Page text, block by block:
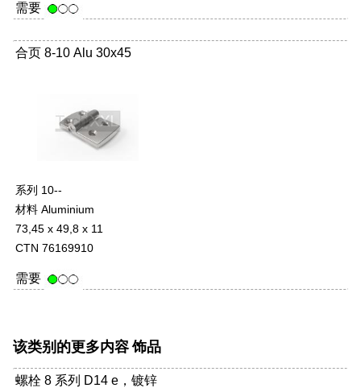
需要
合页 8-10 Alu 30x45
系列 10--
材料 Aluminium
73,45 x 49,8 x 11
CTN 76169910
需要
该类别的更多内容 饰品
螺栓 8 系列 D14 e，镀锌
-